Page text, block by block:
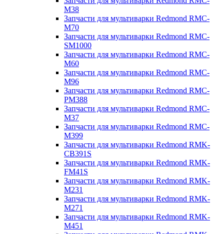
M38
Запчасти для мультиварки Redmond RMC-
M70
Запчасти для мультиварки Redmond RMC-
SM1000
Запчасти для мультиварки Redmond RMC-
M60
Запчасти для мультиварки Redmond RMC-
M96
Запчасти для мультиварки Redmond RMC-
PM388
Запчасти для мультиварки Redmond RMC-
M37
Запчасти для мультиварки Redmond RMC-
M399
Запчасти для мультиварки Redmond RMK-
CB391S
Запчасти для мультиварки Redmond RMK-
FM41S
Запчасти для мультиварки Redmond RMK-
M231
Запчасти для мультиварки Redmond RMK-
M271
Запчасти для мультиварки Redmond RMK-
M451